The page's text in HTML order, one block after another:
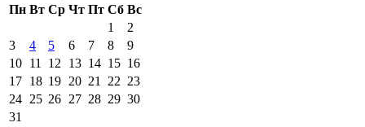
Пн Вт Ср Чт Пт Сб Вс
1
2
3
4 5 6 7 8
9
10 11 12 13 14 15 16
17 18 19 20 21 22 23
24 25 26 27 28 29 30
31